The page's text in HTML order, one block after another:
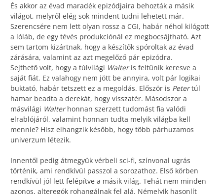
És akkor az évad maradék epizódjaira behozták a másik
világot, melyről elég sok mindent tudni lehetett már.
Szerencsére nem lett olyan rossz a CGI, habár néhol kilógott
a lóláb, de egy tévés produkciónál ez megbocsájtható. Azt
sem tartom kizártnak, hogy a készítők spóroltak az évad
zárására, valamint az azt megelőző pár epizódra.
Sejthető volt, hogy a túlvilági Walteris feltűnik keresve a
saját fiát. Ez valahogy nem jött be annyira, volt pár logikai
buktató, habár tetszett ez a megoldás. Először is Petertúl
hamar beadta a derekát, hogy visszatér. Másodszor a
másvilági Walterhonnan szerzett tudomást fia valódi
elrablójáról, valamint honnan tudta melyik világba kell
mennie? Hisz elhangzik később, hogy több párhuzamos
univerzum létezik.
Innentől pedig átmegyük vérbeli sci-fi, színvonal ugrás
történik, ami rendkívül passzol a sorozathoz. Első körben
rendkívül jól lett felépítve a másik világ. Tehát nem minden
azonos, alteregók rohangálnak fel alá. Némelyik hasonlít